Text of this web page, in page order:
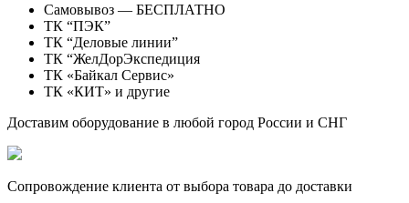
Самовывоз — БЕСПЛАТНО
ТК “ПЭК”
ТК “Деловые линии”
ТК “ЖелДорЭкспедиция
ТК «Байкал Сервис»
ТК «КИТ» и другие
Доставим оборудование в любой город России и СНГ
Сопровождение клиента от выбора товара до доставки